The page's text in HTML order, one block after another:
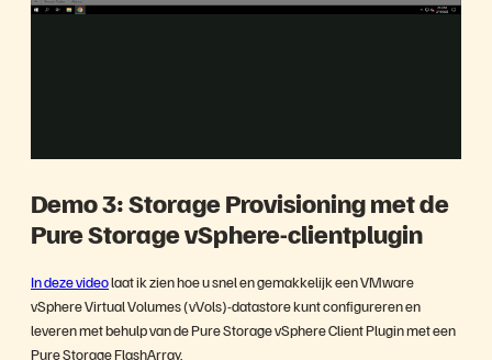
a
y
Demo 3: Storage Provisioning met de
Pure Storage vSphere-clientplugin
In deze videolaat ik zien hoe u snel en gemakkelijk een VMware
vSphere Virtual Volumes (vVols)-datastore kunt configureren en
leveren met behulp van de Pure Storage vSphere Client Plugin met een
Pure Storage FlashArray.